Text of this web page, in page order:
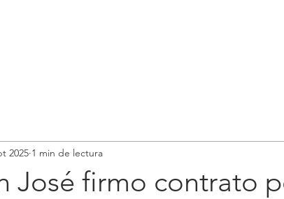
José firmo contrato
2025 1 min de lectura